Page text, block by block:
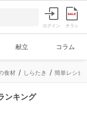
ログイン チラシ
献立 コラム
食材 しらたき 簡単レシピ
ンキング